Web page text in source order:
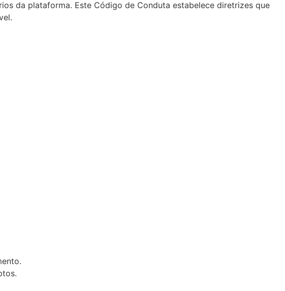
da plataforma. Este Código de Conduta estabelece diretrizes que